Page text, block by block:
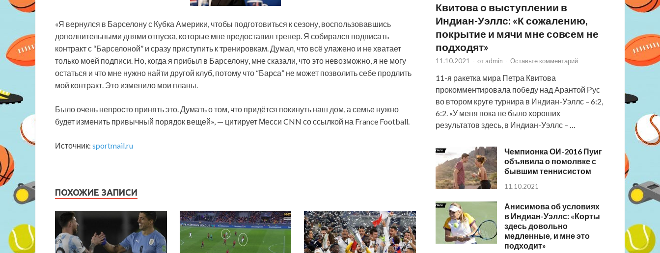
«Я вернулся в Барселону с Кубка Америки, чтобы подготовиться к сезону, воспользовавшись
дополнительными днями отпуска, которые мне предоставил тренер. Я собирался подписать
контракт с “Барселоной” и сразу приступить к тренировкам. Думал, что всё улажено и не хватает
только моей подписи. Но, когда я прибыл в Барселону, мне сказали, что это невозможно, я не могу
остаться и что мне нужно найти другой клуб, потому что “Барса” не может позволить себе продлить
мой контракт. Это изменило мои планы.
Было очень непросто принять это. Думать о том, что придётся покинуть наш дом, а семье нужно
будет изменить привычный порядок вещей», — цитирует Месси CNN со ссылкой на France Football.
Источник: sportmail.ru
ПОХОЖИЕ ЗАПИСИ
Квитова о выступлении в
Индиан-Уэллс: «К сожалению,
покрытие и мячи мне совсем не
подходят»
11.10.2021 - от admin - Оставьте комментарий
11-я ракетка мира Петра Квитова
прокомментировала победу над Арантой Рус
во втором круге турнира в Индиан-Уэллс – 6:2,
6:2. «У меня пока не было хороших
результатов здесь, в Индиан-Уэллс – …
Чемпионка ОИ-2016 Пуиг
объявила о помолвке с
бывшим теннисистом
11.10.2021
Анисимова об условиях
в Индиан-Уэллс: «Корты
здесь довольно
медленные, и мне это
подходит»